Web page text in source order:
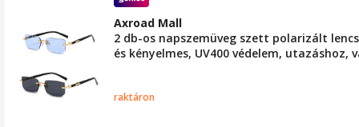
Axroad Mall
2 db-os napszemüveg szett polarizált
és kényelmes, UV400 védelem,
raktáron